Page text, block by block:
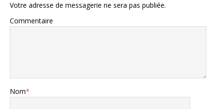
Votre adresse de messagerie ne sera pas publiée.
Commentaire
Nom*